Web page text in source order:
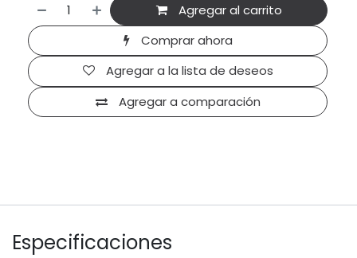
Agregar al carrito
Comprar ahora
Agregar a comparación
Agregar a la lista de deseos
Especificaciones